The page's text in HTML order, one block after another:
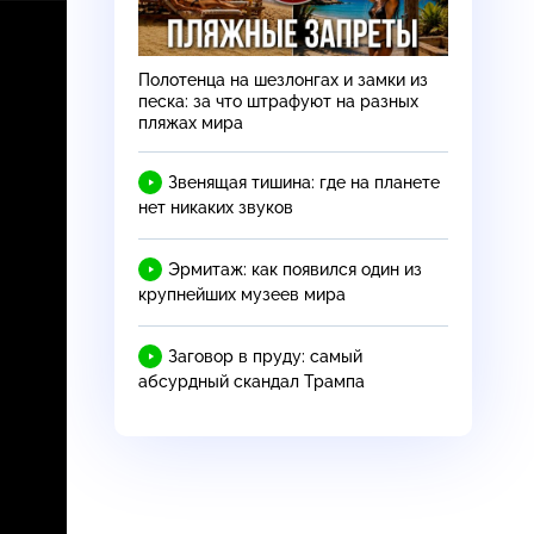
Полотенца на шезлонгах и замки из
песка: за что штрафуют на разных
пляжах мира
Звенящая тишина: где на планете
нет никаких звуков
Эрмитаж: как появился один из
крупнейших музеев мира
Заговор в пруду: самый
абсурдный скандал Трампа